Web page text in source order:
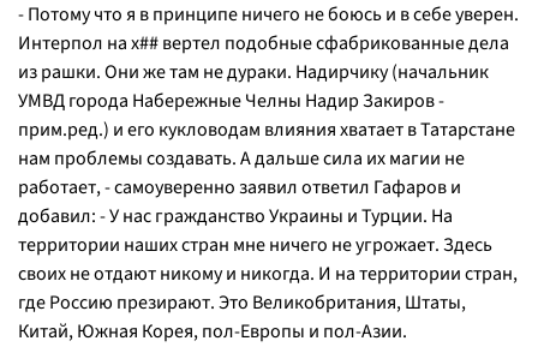
- Потому что я в принципе ничего не боюсь и в себе уверен.
Интерпол на х## вертел подобные сфабрикованные дела
из рашки. Они же там не дураки. Надирчику (начальник
УМВД города Набережные Челны Надир Закиров -
прим.ред.) и его кукловодам влияния хватает в Татарстане
нам проблемы создавать. А дальше сила их магии не
работает, - самоуверенно заявил ответил Гафаров и
добавил: - У нас гражданство Украины и Турции. На
территории наших стран мне ничего не угрожает. Здесь
своих не отдают никому и никогда. И на территории стран,
где Россию презирают. Это Великобритания, Штаты,
Китай, Южная Корея, пол-Европы и пол-Азии.